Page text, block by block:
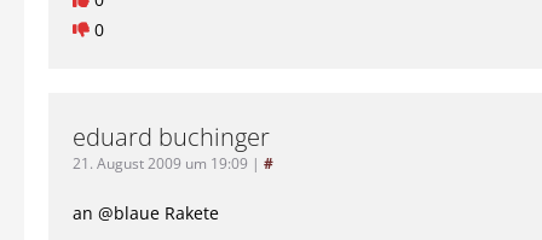
0
eduard buchinger
21. August 2009 um 19:09 | #
an @blaue Rakete